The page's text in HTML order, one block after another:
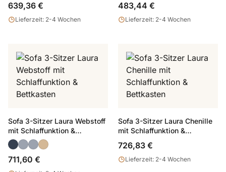
639,36 €
Lieferzeit: 2-4 Wochen
483,44 €
Lieferzeit: 2-4 Wochen
Sofa 3-Sitzer Laura Webstoff
mit Schlaffunktion &
Bettkasten
711,60 €
Sofa 3-Sitzer Laura Chenille
mit Schlaffunktion &
726,83 €
Lieferzeit: 2-4 Wochen